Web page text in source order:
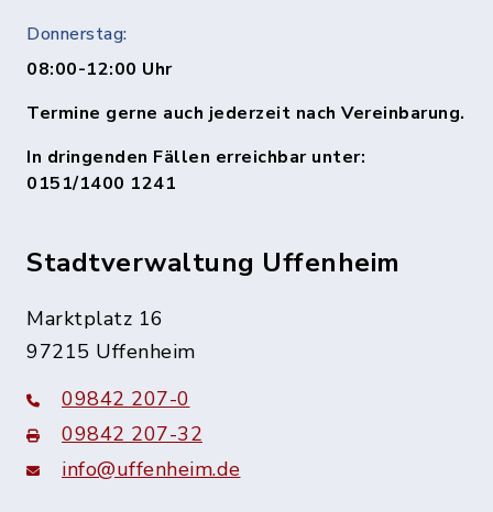
Donnerstag:
08:00-12:00 Uhr
Termine gerne auch jederzeit nach Vereinbarung.
In dringenden Fällen erreichbar unter:
0151/1400 1241
Stadtverwaltung Uffenheim
Marktplatz 16
97215 Uffenheim
09842 207-0
09842 207-32
info@uffenheim.de